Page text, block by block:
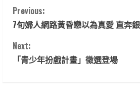
C
o
n
Previous:
7旬婦人網路黃昏戀以為真愛 直奔
Next:
「青少年扮戲計畫」徵選登場